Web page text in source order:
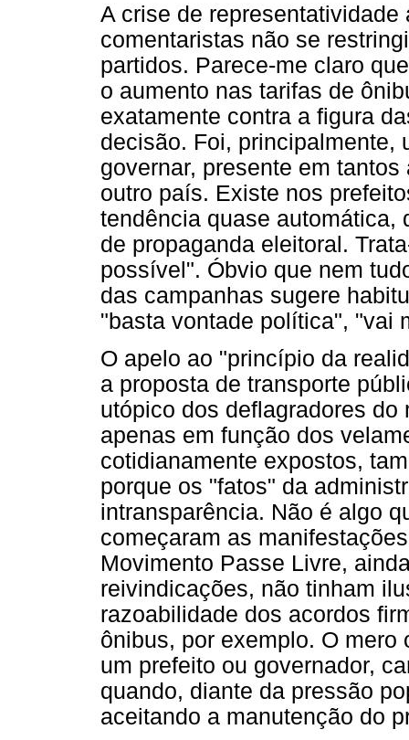
A crise de
comentaristas não se
partidos. Parece-me claro
o aumento nas tarifas de
exatamente contra a figura
decisão. Foi, principalmente,
governar, presente em
outro país. Existe nos
tendência quase automática,
de propaganda eleitoral.
possível". Óbvio que nem
das campanhas sugere
"basta vontade política", "vai
O apelo ao "princípio da
a proposta de transporte
utópico dos deflagradores
apenas em função dos
cotidianamente expostos,
porque os "fatos" da
intransparência. Não é algo
começaram as
Movimento Passe Livre,
reivindicações, não tinham
razoabilidade dos acordos
ônibus, por exemplo. O
um prefeito ou governador,
quando, diante da pressão
aceitando a manutenção do